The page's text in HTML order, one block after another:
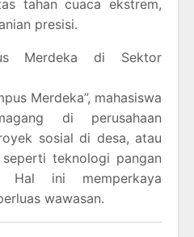
tahan cuaca ekstrem,
presisi.
Merdeka di Sektor
Merdeka”, mahasiswa
di perusahaan
sosial di desa, atau
teknologi pangan
ini memperkaya
wawasan.